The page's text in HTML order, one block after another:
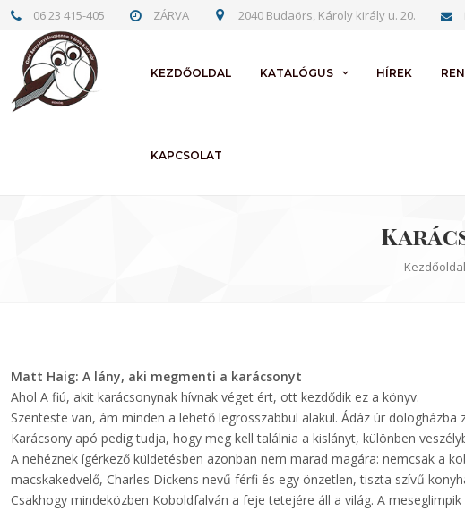
2040 Budaörs, Károly király u. 20.
ZÁRVA
06 23 415-405
KEZDŐOLDAL KATALÓGUS HÍREK
KAPCSOLAT
Kezdőoldal
Matt Haig: A ​lány, aki megmenti a karácsonyt
Ahol ​A fiú, akit karácsonynak hívnak véget ért, ott kezdődik ez a könyv.
Szenteste van, ám minden a lehető legrosszabbul alakul. Ádáz úr
Karácsony apó pedig tudja, hogy meg kell találnia a kislányt, különben
A nehéznek ígérkező küldetésben azonban nem marad magára: nemcsak a
macskakedvelő, Charles Dickens nevű férfi és egy önzetlen, tiszta szívű
Csakhogy mindeközben Koboldfalván a feje tetejére áll a világ. A